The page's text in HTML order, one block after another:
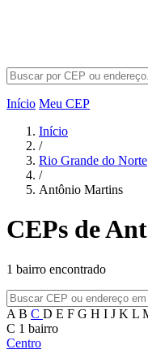
Início Meu CEP
Início
/
Rio Grande do Norte
/
Antônio Martins
CEPs de
1 bairro encontrado
A B C D E F G H I J K L
C 1 bairro
Centro